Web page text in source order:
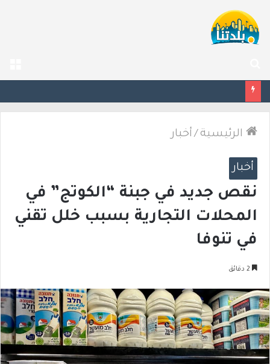
عن
الرئيسية / أخبار
أخبار
نقص جديد في جبنة “الكوتج” في
المحلات التجارية بسبب خلل تقني
في تنوفا